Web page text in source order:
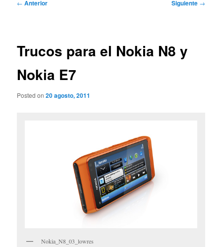
← Anterior Siguiente →
Trucos para el Nokia N8 y
Nokia E7
Posted on20 agosto, 2011
Nokia_N8_03_lowres